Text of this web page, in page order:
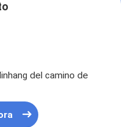
del camino de